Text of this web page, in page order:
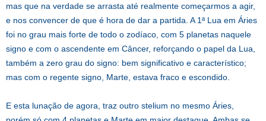
mas que na verdade se arrasta até realmente começarmos a agir,
e nos convencer de que é hora de dar a partida. A 1ª Lua em Áries
foi no grau mais forte de todo o zodíaco, com 5 planetas naquele
signo e com o ascendente em Câncer, reforçando o papel da Lua,
também a zero grau do signo: bem significativo e característico;
mas com o regente signo, Marte, estava fraco e escondido.
E esta lunação de agora, traz outro stelium no mesmo Áries,